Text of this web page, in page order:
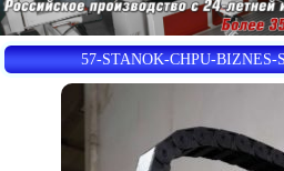
57-STANOK-CHPU-BIZNES-